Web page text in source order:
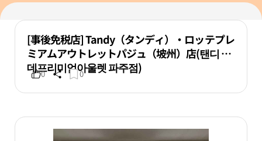
[事後免税店] Tandy（タンディ）・ロッテプレ
ミアムアウトレットパジュ（坡州）店(탠디 롯
데프리미엄아울렛 파주점)
0 0